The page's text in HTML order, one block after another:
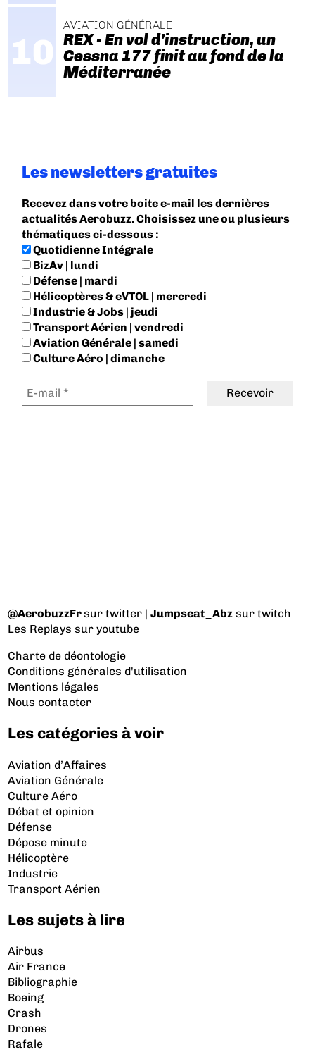
AVIATION GÉNÉRALE
REX - En vol d'instruction, un
Cessna 177 finit au fond de la
Méditerranée
Les newsletters gratuites
Recevez dans votre boite e-mail les dernières
actualités Aerobuzz. Choisissez une ou plusieurs
thématiques ci-dessous :
Quotidienne Intégrale
BizAv | lundi
Défense | mardi
Hélicoptères & eVTOL | mercredi
Industrie & Jobs | jeudi
Transport Aérien | vendredi
Aviation Générale | samedi
Culture Aéro | dimanche
@AerobuzzFrsur twitter |Jumpseat_Abz sur twitch
Les Replays sur youtube
Charte de déontologie
Conditions générales d'utilisation
Mentions légales
Nous contacter
Les catégories à voir
Aviation d’Affaires
Aviation Générale
Culture Aéro
Débat et opinion
Défense
Dépose minute
Hélicoptère
Industrie
Transport Aérien
Les sujets à lire
Airbus
Air France
Bibliographie
Boeing
Crash
Drones
Rafale